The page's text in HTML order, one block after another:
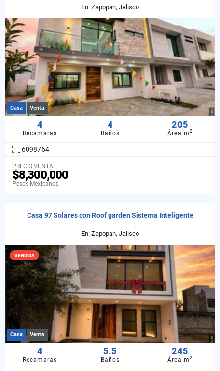
En: Zapopan, Jalisco
Casa Venta
4
Recamaras
4
Baños
205
Área m2
6098764
PRECIO VENTA
$8,300,000
Pesos Mexicanos
Casa 97 Solares con Roof garden Sistema Inteligente
En: Zapopan, Jalisco
VENDIDA
Casa Venta
4
Recamaras
5.5
Baños
245
Área m2